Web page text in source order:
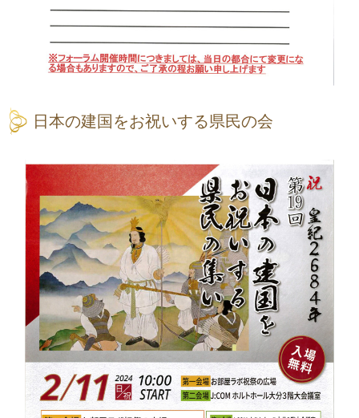
日本の建国をお祝いする県民の会